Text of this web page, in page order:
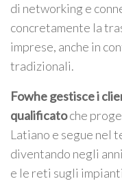
di networking e
concretamente la
imprese, anche in
tradizionali.
Fowhe gestisce i
qualificatoche
Latiano e segue nel
diventando negli
e le reti sugli